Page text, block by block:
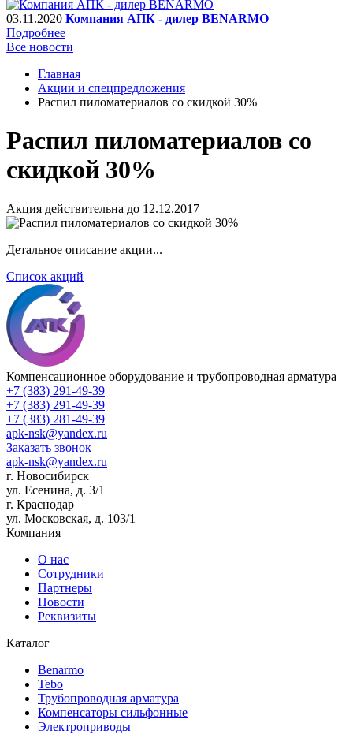
03.11.2020 Компания АПК - дилер BENARMO
Подробнее
Все новости
Главная
Акции и спецпредложения
Распил пиломатериалов со скидкой 30%
Распил пиломатериалов со
скидкой 30%
Акция действительна до 12.12.2017
Детальное описание акции...
Список акций
Компенсационное оборудование и трубопроводная арматура
+7 (383) 291-49-39
+7 (383) 291-49-39
+7 (383) 281-49-39
apk-nsk@yandex.ru
Заказать звонок
apk-nsk@yandex.ru
г. Новосибирск
ул. Есенина, д. 3/1
г. Краснодар
ул. Московская, д. 103/1
Компания
О нас
Сотрудники
Партнеры
Новости
Реквизиты
Каталог
Benarmo
Tebo
Трубопроводная арматура
Компенсаторы сильфонные
Электроприводы